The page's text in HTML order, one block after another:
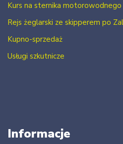
Kurs na sternika
Rejs żeglarski ze skipperem po
Kupno-sprzedaż
Usługi szkutnicze
Informacje